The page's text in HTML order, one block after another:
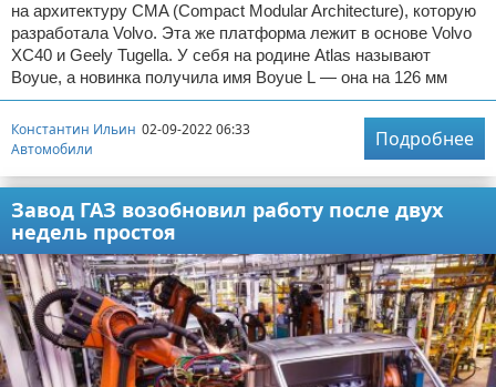
на архитектуру CMA (Compact Modular Architecture), которую
разработала Volvo. Эта же платформа лежит в основе Volvo
XC40 и Geely Tugella. У себя на родине Atlas называют
Boyue, а новинка получила имя Boyue L — она на 126 мм
Константин Ильин 02-09-2022 06:33
Автомобили
Подробнее
Завод ГАЗ возобновил работу после двух
недель простоя